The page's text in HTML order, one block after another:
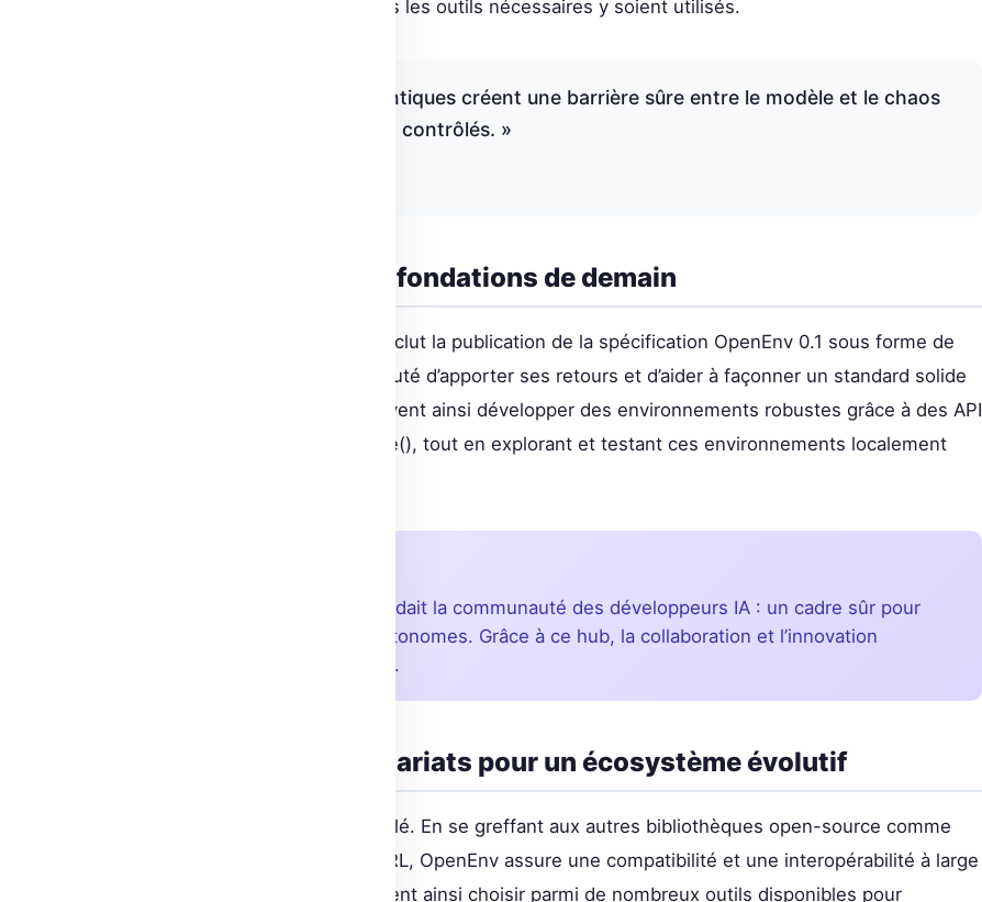
d’une tâche, s’assurant que seuls les outils nécessaires y soient utilisés.
« Les environnements agentiques créent une barrière sûre entre le modèle et le chaos
d’une multitude d’outils non contrôlés. »
RFC et standards : les fondations de demain
Le développement d’OpenEnv inclut la publication de la spécification OpenEnv 0.1 sous forme de
RFC. Cela permet à la communauté d’apporter ses retours et d’aider à façonner un standard solide
et adaptable. Les créateurs peuvent ainsi développer des environnements robustes grâce à des API
telles que step(), reset() et close(), tout en explorant et testant ces environnements localement
OpenEnv, c’est l’outil qu’attendait la communauté des développeurs IA : un cadre sûr pour
développer des agents IA autonomes. Grâce à ce hub, la collaboration et l’innovation
franchissent un nouveau pas.
Intégrations et partenariats pour un écosystème évolutif
OpenEnv n’est pas qu’un hub isolé. En se greffant aux autres bibliothèques open-source comme
TRL, TorchForge ou encore SkyRL, OpenEnv assure une compatibilité et une interopérabilité à large
échelle. Les développeurs peuvent ainsi choisir parmi de nombreux outils disponibles pour